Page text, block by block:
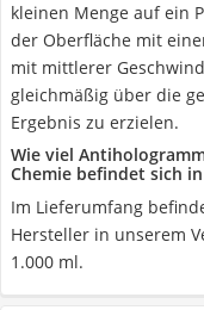
kleinen Menge auf ein
der Oberfläche mit
mit mittlerer
gleichmäßig über die
Ergebnis zu erzielen.
Wie viel
Chemie befindet sich
Im Lieferumfang
Hersteller in unserem
1.000 ml.